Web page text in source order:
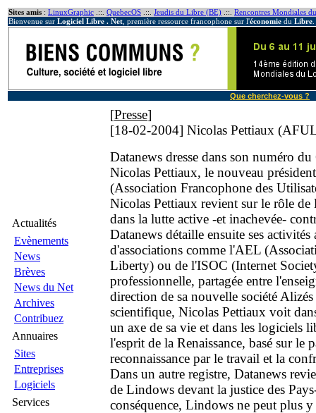
Sites amis : LinuxGraphic .::. QuebecOS .::. Jeudis du Libre (BE) .::. Rencontres Mondiales
Bienvenue sur Logiciel Libre . Net , première ressource francophone sur l'économie du Libre
Que cherchez-vous ?
Actualités
Evènements
News
Brèves
News du Net
Archives
Contribuez
Annuaires
Sites
Entreprises
Logiciels
Services
[Presse]
[18-02-2004] Nicolas Pettiaux
Datanews dresse dans son numéro
Nicolas Pettiaux, le nouveau
(Association Francophone des
Nicolas Pettiaux revient sur le rôle
dans la lutte active -et inachevée-
Datanews détaille ensuite ses activités
d'associations comme l'AEL
Liberty) ou de l'ISOC (Internet
professionnelle, partagée entre
direction de sa nouvelle société
scientifique, Nicolas Pettiaux voit
un axe de sa vie et dans les logiciels
l'esprit de la Renaissance, basé sur le
reconnaissance par le travail et la
Dans un autre registre, Datanews
de Lindows devant la justice des
conséquence, Lindows ne peut plus